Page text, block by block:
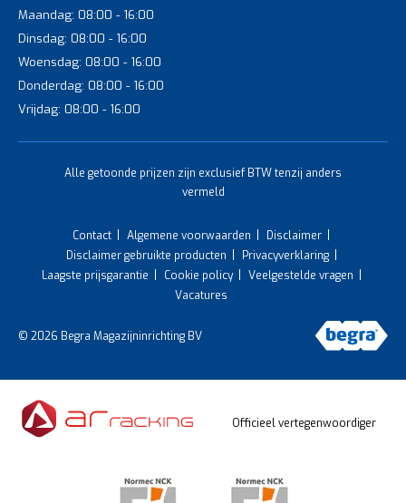
Maandag: 08:00 - 16:00
Dinsdag: 08:00 - 16:00
Woensdag: 08:00 - 16:00
Donderdag: 08:00 - 16:00
Vrijdag: 08:00 - 16:00
Alle getoonde prijzen zijn exclusief BTW tenzij anders
vermeld
Contact Algemene voorwaarden
Disclaimer
Disclaimer gebruikte producten
Privacyverklaring
Laagste prijsgarantie
Cookie policy
Veelgestelde vragen
Vacatures
© 2026 Begra Magazijninrichting BV
Officieel vertegenwoordiger